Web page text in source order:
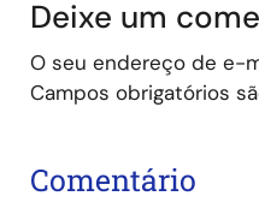
Deixe um
O seu endereço de e-
Campos obrigatórios
Comentário